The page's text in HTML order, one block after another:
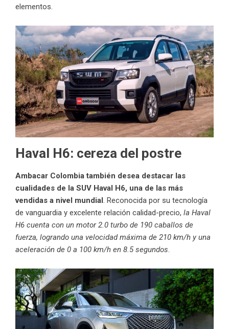
elementos.
Haval H6: cereza del postre
Ambacar Colombia también desea destacar las
cualidades de la SUV Haval H6, una de las más
vendidas a nivel mundial. Reconocida por su tecnología
de vanguardia y excelente relación calidad-precio, la Haval
H6 cuenta con un motor 2.0 turbo de 190 caballos de
fuerza, logrando una velocidad máxima de 210 km/h y una
aceleración de 0 a 100 km/h en 8.5 segundos.